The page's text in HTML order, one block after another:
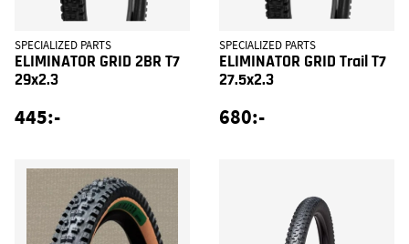
SPECIALIZED PARTS
ELIMINATOR GRID 2BR T7
29x2.3
445:-
SPECIALIZED PARTS
ELIMINATOR GRID Trail T7
27.5x2.3
680:-